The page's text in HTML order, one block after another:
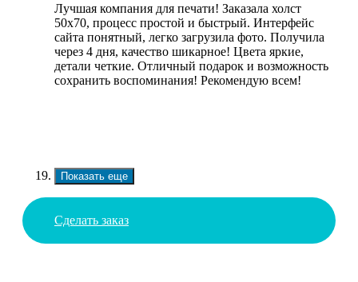
Лучшая компания для печати! Заказала холст
50х70, процесс простой и быстрый. Интерфейс
сайта понятный, легко загрузила фото. Получила
через 4 дня, качество шикарное! Цвета яркие,
детали четкие. Отличный подарок и возможность
сохранить воспоминания! Рекомендую всем!
Показать еще
Сделать заказ